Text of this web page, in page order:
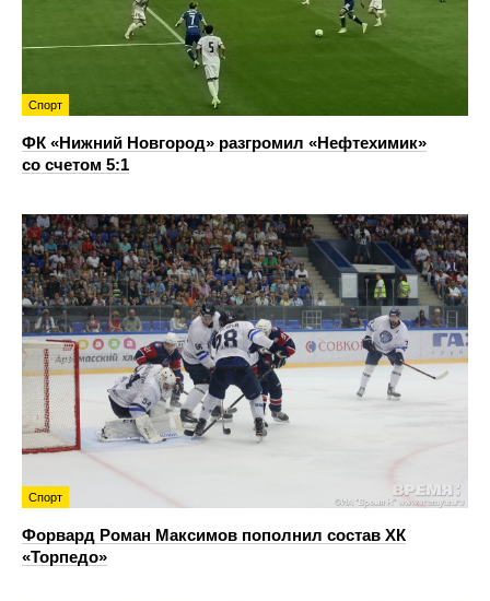
Спорт
ФК «Нижний Новгород» разгромил «Нефтехимик»
со счетом 5:1
Спорт
Форвард Роман Максимов пополнил состав ХК
«Торпедо»